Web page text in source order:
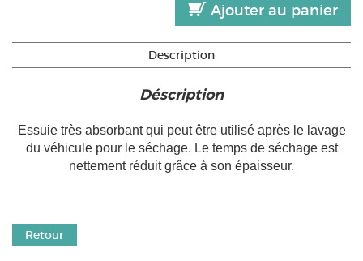
Ajouter au panier
Description
Déscription
Essuie très absorbant qui peut être utilisé après le lavage
du véhicule pour le séchage. Le temps de séchage est
nettement réduit grâce à son épaisseur.
Retour